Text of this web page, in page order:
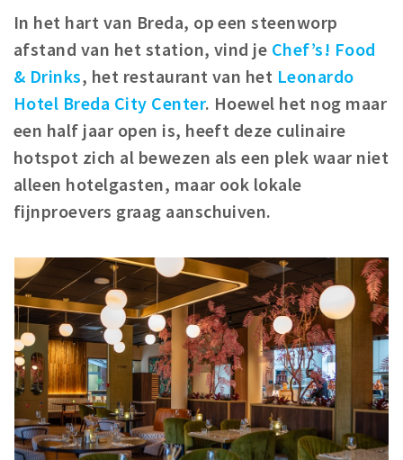
Inschrijven gemeente
Zorgverzekering
Huisarts en eerste hulp
Q&A
KORTING
Breda Student Shop
VRIJE TIJD
Sport
Nieuws
Agenda
Bezienswaardigheden
Musea, theaters & podia
Uitjes & activiteiten
In het hart van Breda, op een steenworp
afstand van het station, vind je Chef’s! Food
& Drinks, het restaurant van het Leonardo
Hotel Breda City Center. Hoewel het nog maar
een half jaar open is, heeft deze culinaire
hotspot zich al bewezen als een plek waar niet
alleen hotelgasten, maar ook lokale
fijnproevers graag aanschuiven.